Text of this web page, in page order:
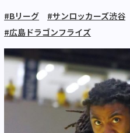
#Bリーグ #サンロッカーズ渋谷
#広島ドラゴンフライズ